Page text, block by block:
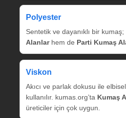
Polyester
Sentetik ve dayanıklı bir kumaş;
Alanlarhem de Parti Kumaş
Viskon
Akıcı ve parlak dokusu ile
kullanılır. kumas.org’ta Kumaş
üreticiler için çok uygun.